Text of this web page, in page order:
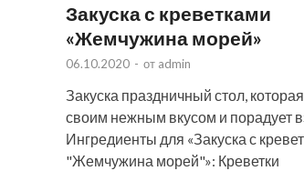
Закуска с креветками
«Жемчужина морей»
06.10.2020 - от admin
Закуска праздничный стол,
своим нежным вкусом и порадует
Ингредиенты для «Закуска с
"Жемчужина морей"»: Креветки